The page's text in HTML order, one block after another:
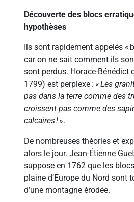
Découverte des blocs
hypothèses
Ils sont rapidement appelés «
car on ne sait comment ils
sont perdus. Horace-Bénédict
1799) est perplexe : «Les
pas dans la terre comme des
croissent pas comme des
calcaires !».
De nombreuses théories et
alors le jour. Jean-Étienne
suppose en 1762 que les
plaine d’Europe du Nord sont
d’une montagne érodée.